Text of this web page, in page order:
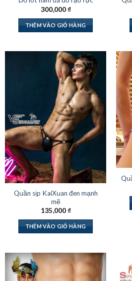
300,000₫
THÊM VÀO GIỎ HÀNG
Quần sịp KaiXuan đen mạnh
mẽ
135,000₫
THÊM VÀO GIỎ HÀNG